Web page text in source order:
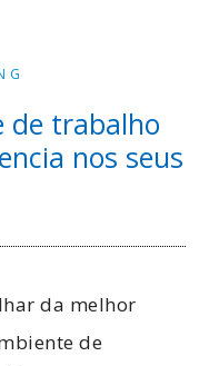
de trabalho
nos seus
da melhor
de